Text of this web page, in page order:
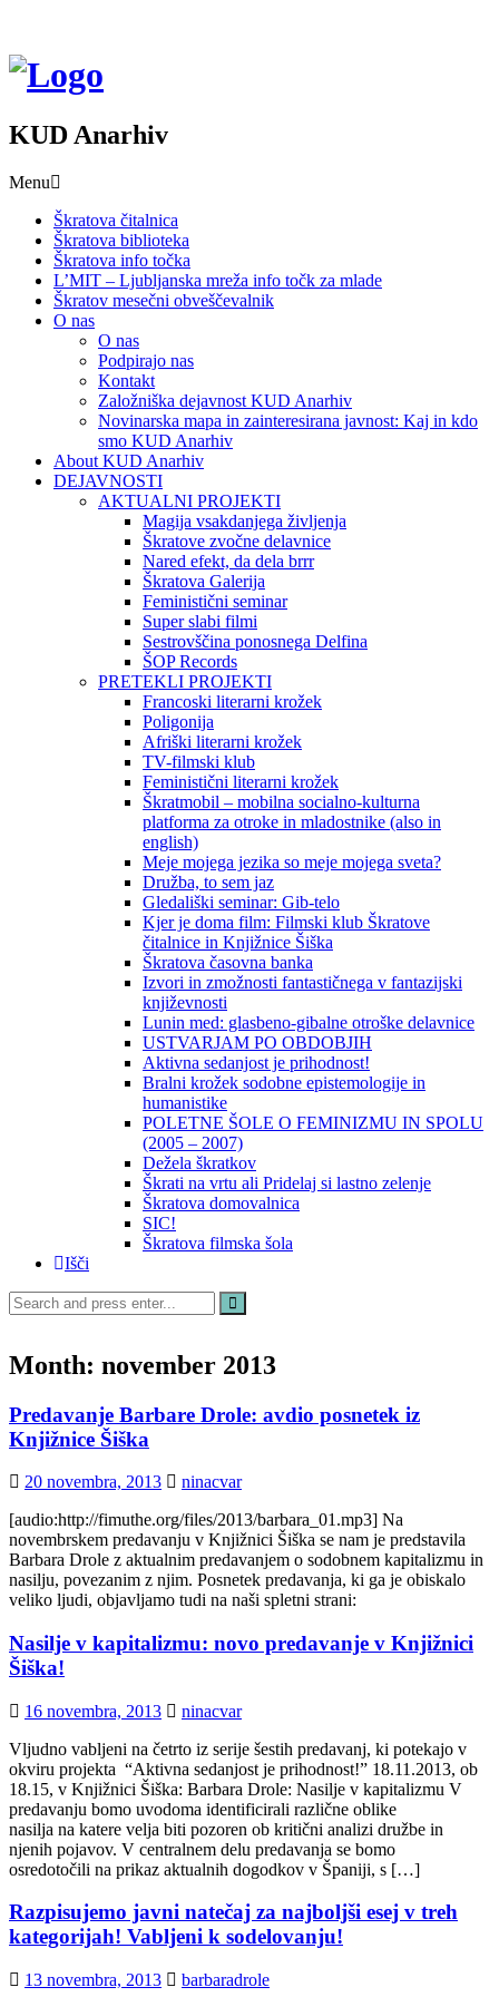
KUD Anarhiv
Menu
Škratova čitalnica
Škratova biblioteka
Škratova info točka
L’MIT – Ljubljanska mreža info točk za mlade
Škratov mesečni obveščevalnik
O nas
O nas
Podpirajo nas
Kontakt
Založniška dejavnost KUD Anarhiv
Novinarska mapa in zainteresirana javnost: Kaj in kdo
smo KUD Anarhiv
About KUD Anarhiv
DEJAVNOSTI
AKTUALNI PROJEKTI
Magija vsakdanjega življenja
Škratove zvočne delavnice
Nared efekt, da dela brrr
Škratova Galerija
Feministični seminar
Super slabi filmi
Sestrovščina ponosnega Delfina
ŠOP Records
PRETEKLI PROJEKTI
Francoski literarni krožek
Poligonija
Afriški literarni krožek
TV-filmski klub
Feministični literarni krožek
Škratmobil – mobilna socialno-kulturna
platforma za otroke in mladostnike (also in
english)
Meje mojega jezika so meje mojega sveta?
Družba, to sem jaz
Gledališki seminar: Gib-telo
Kjer je doma film: Filmski klub Škratove
čitalnice in Knjižnice Šiška
Škratova časovna banka
Izvori in zmožnosti fantastičnega v fantazijski
književnosti
Lunin med: glasbeno-gibalne otroške delavnice
USTVARJAM PO OBDOBJIH
Aktivna sedanjost je prihodnost!
Bralni krožek sodobne epistemologije in
humanistike
POLETNE ŠOLE O FEMINIZMU IN SPOLU
(2005 – 2007)
Dežela škratkov
Škrati na vrtu ali Pridelaj si lastno zelenje
Škratova domovalnica
SIC!
Škratova filmska šola
Išči
Search
for:
Month: november 2013
Predavanje Barbare Drole: avdio posnetek iz
Knjižnice Šiška
20 novembra, 2013
ninacvar
[audio:http://fimuthe.org/files/2013/barbara_01.mp3] Na
novembrskem predavanju v Knjižnici Šiška se nam je predstavila
Barbara Drole z aktualnim predavanjem o sodobnem kapitalizmu in
nasilju, povezanim z njim. Posnetek predavanja, ki ga je obiskalo
veliko ljudi, objavljamo tudi na naši spletni strani:
Nasilje v kapitalizmu: novo predavanje v Knjižnici
Šiška!
16 novembra, 2013
ninacvar
Vljudno vabljeni na četrto iz serije šestih predavanj, ki potekajo v
okviru projekta “Aktivna sedanjost je prihodnost!” 18.11.2013, ob
18.15, v Knjižnici Šiška: Barbara Drole: Nasilje v kapitalizmu V
predavanju bomo uvodoma identificirali različne oblike
nasilja na katere velja biti pozoren ob kritični analizi družbe in
njenih pojavov. V centralnem delu predavanja se bomo
osredotočili na prikaz aktualnih dogodkov v Španiji, s […]
Razpisujemo javni natečaj za najboljši esej v treh
kategorijah! Vabljeni k sodelovanju!
13 novembra, 2013 barbaradrole